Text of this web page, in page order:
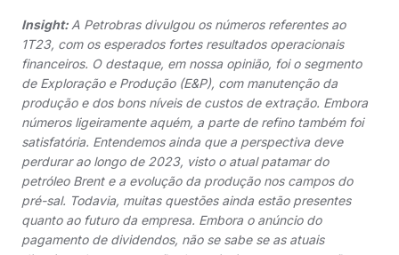
Insight: A Petrobras divulgou os números referentes ao
1T23, com os esperados fortes resultados operacionais
financeiros. O destaque, em nossa opinião, foi o segmento
de Exploração e Produção (E&P), com manutenção da
produção e dos bons níveis de custos de extração. Embora
números ligeiramente aquém, a parte de refino também foi
satisfatória. Entendemos ainda que a perspectiva deve
perdurar ao longo de 2023, visto o atual patamar do
petróleo Brent e a evolução da produção nos campos do
pré-sal. Todavia, muitas questões ainda estão presentes
quanto ao futuro da empresa. Embora o anúncio do
pagamento de dividendos, não se sabe se as atuais